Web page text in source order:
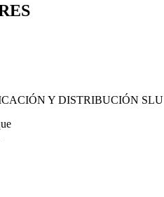
Y DISTRIBUCIÓN SLU